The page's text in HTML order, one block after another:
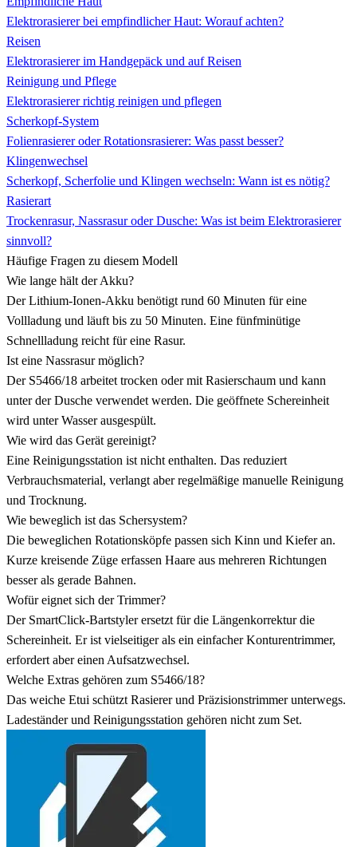
Elektrorasierer bei empfindlicher Haut: Worauf achten?
Reisen
Elektrorasierer im Handgepäck und auf Reisen
Reinigung und Pflege
Elektrorasierer richtig reinigen und pflegen
Scherkopf-System
Folienrasierer oder Rotationsrasierer: Was passt besser?
Klingenwechsel
Scherkopf, Scherfolie und Klingen wechseln: Wann ist es nötig?
Rasierart
Trockenrasur, Nassrasur oder Dusche: Was ist beim Elektrorasierer
sinnvoll?
Häufige Fragen zu diesem Modell
Wie lange hält der Akku?
Der Lithium-Ionen-Akku benötigt rund 60 Minuten für eine
Vollladung und läuft bis zu 50 Minuten. Eine fünfminütige
Schnellladung reicht für eine Rasur.
Ist eine Nassrasur möglich?
Der S5466/18 arbeitet trocken oder mit Rasierschaum und kann
unter der Dusche verwendet werden. Die geöffnete Schereinheit
wird unter Wasser ausgespült.
Wie wird das Gerät gereinigt?
Eine Reinigungsstation ist nicht enthalten. Das reduziert
Verbrauchsmaterial, verlangt aber regelmäßige manuelle Reinigung
und Trocknung.
Wie beweglich ist das Schersystem?
Die beweglichen Rotationsköpfe passen sich Kinn und Kiefer an.
Kurze kreisende Züge erfassen Haare aus mehreren Richtungen
besser als gerade Bahnen.
Wofür eignet sich der Trimmer?
Der SmartClick-Bartstyler ersetzt für die Längenkorrektur die
Schereinheit. Er ist vielseitiger als ein einfacher Konturentrimmer,
erfordert aber einen Aufsatzwechsel.
Welche Extras gehören zum S5466/18?
Das weiche Etui schützt Rasierer und Präzisionstrimmer unterwegs.
Ladeständer und Reinigungsstation gehören nicht zum Set.